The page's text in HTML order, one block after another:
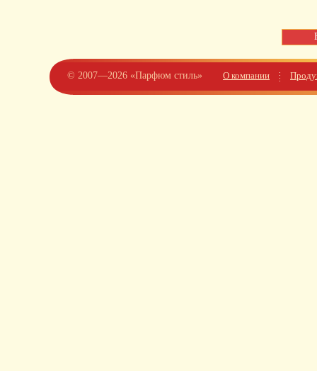
© 2007—2026 «Парфюм стиль» О компании